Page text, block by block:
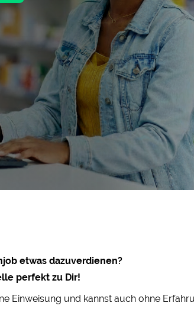
etwas dazuverdienen?
perfekt zu Dir!
Einweisung und kannst auch ohne